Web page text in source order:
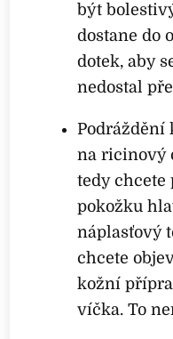
být
dostane do
dotek, aby
nedostal
Podráždění
na ricinový
tedy chcete
pokožku
náplasťový
chcete
kožní
víčka. To